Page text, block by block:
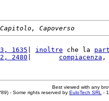
Capoverso
1635
inoltre che la
2480
compiacenza ,
Best viewed with any
- Some rights reserved by EuloTech SRL -